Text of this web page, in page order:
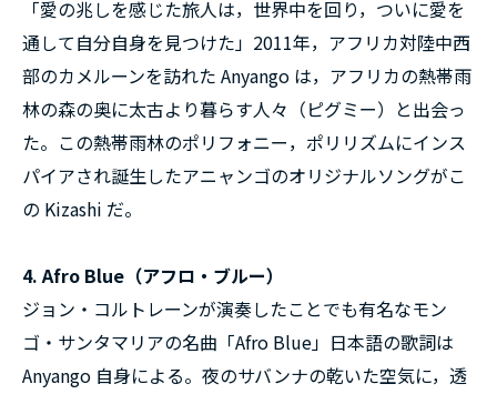
「愛の兆しを感じた旅人は，世界中を回り，ついに愛を
通して自分自身を見つけた」2011年，アフリカ対陸中西
部のカメルーンを訪れた Anyango は，アフリカの熱帯雨
林の森の奥に太古より暮らす人々（ピグミー）と出会っ
た。この熱帯雨林のポリフォニー，ポリリズムにインス
パイアされ誕生したアニャンゴのオリジナルソングがこ
の Kizashi だ。
4. Afro Blue（アフロ・ブルー）
ジョン・コルトレーンが演奏したことでも有名なモン
ゴ・サンタマリアの名曲「Afro Blue」日本語の歌詞は
Anyango 自身による。夜のサバンナの乾いた空気に，透